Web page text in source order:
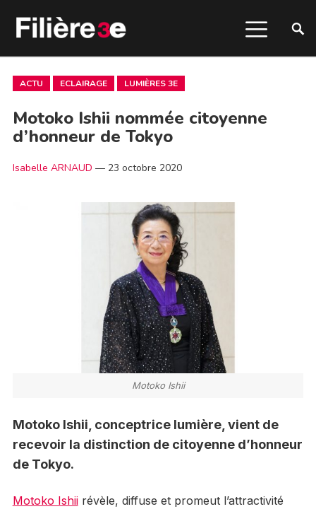
ACTU ECLAIRAGE LUMIÈRES 3E
Motoko Ishii nommée citoyenne
d’honneur de Tokyo
Isabelle ARNAUD — 23 octobre 2020
Motoko Ishii
Motoko Ishii, conceptrice lumière, vient de
recevoir la distinction de citoyenne d’honneur
de Tokyo.
Motoko Ishiirévèle, diffuse et promeut l’attractivité